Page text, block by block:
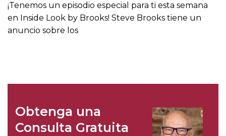
¡Tenemos un episodio especial para ti esta semana
en Inside Look by Brooks! Steve Brooks tiene un
anuncio sobre los
Obtenga una
Consulta Gratuita